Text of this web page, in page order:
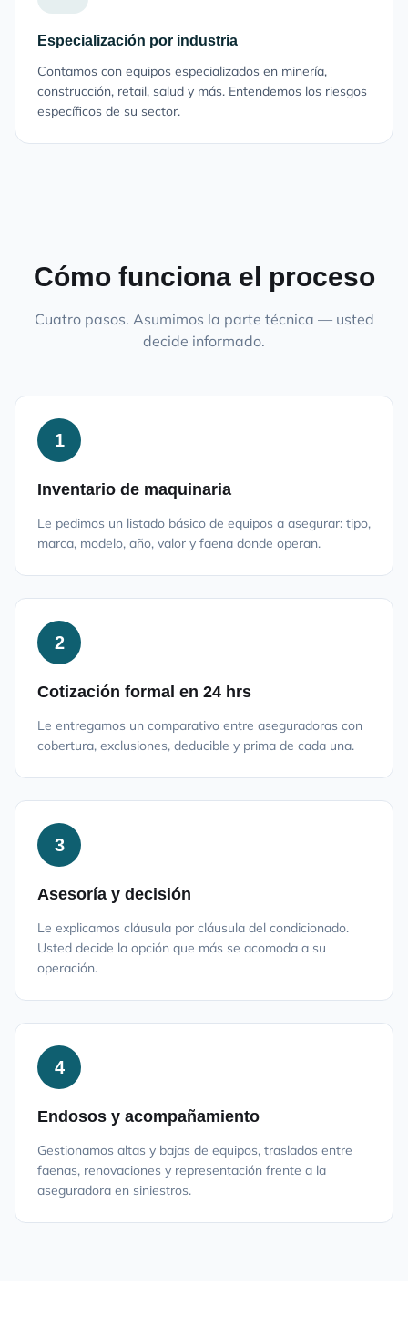
Especialización por industria
Contamos con equipos especializados en minería,
construcción, retail, salud y más. Entendemos los riesgos
específicos de su sector.
Cómo funciona el proceso
Cuatro pasos. Asumimos la parte técnica — usted
decide informado.
1
Inventario de maquinaria
Le pedimos un listado básico de equipos a asegurar: tipo,
marca, modelo, año, valor y faena donde operan.
2
Cotización formal en 24 hrs
Le entregamos un comparativo entre aseguradoras con
cobertura, exclusiones, deducible y prima de cada una.
3
Asesoría y decisión
Le explicamos cláusula por cláusula del condicionado.
Usted decide la opción que más se acomoda a su
operación.
4
Endosos y acompañamiento
Gestionamos altas y bajas de equipos, traslados entre
faenas, renovaciones y representación frente a la
aseguradora en siniestros.